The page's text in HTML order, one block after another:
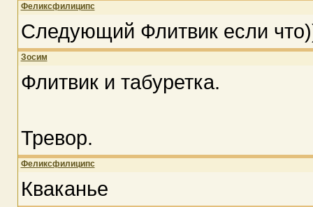
Феликсфилиципс
Следующий Флитвик если
Зосим
Флитвик и табуретка.
Тревор.
Феликсфилиципс
Кваканье